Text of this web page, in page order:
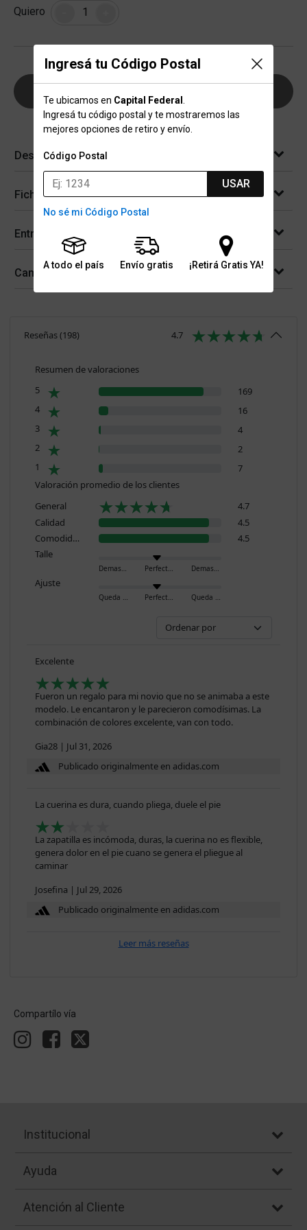
Ingresá tu Código Postal
Te ubicamos en Capital Federal
Ingresá tu código postal y te mostraremos las
mejores opciones de retiro y envío.
Código Postal
USAR
No sé mi Código Postal
A todo el país Envío gratis ¡Retirá Gratis YA!
Quiero Cantidad
Descripción
Ficha técnica
Entregas
Cambios y devoluciones
Reseñas(198) 4.7
Resumen de valoraciones
5
169
4
16
3
4
2
2
1
7
Valoración promedio de los clientes
General
4.7
Calidad
4.5
Comodidad
4.5
Talle
Demasiado pequeño Perfecto Demasiado grande
Ajuste
Queda ajustado Perfecto Queda holgado
Excelente
Fueron un regalo para mi novio que no se animaba a este
modelo. Le encantaron y le parecieron comodísimas. La
combinación de colores excelente, van con todo.
Gia28 | Jul 31, 2026
Publicado originalmente en adidas.com
La cuerina es dura, cuando pliega, duele el pie
La zapatilla es incómoda, duras, la cuerina no es flexible,
genera dolor en el pie cuano se genera el pliegue al
caminar
Josefina | Jul 29, 2026
Publicado originalmente en adidas.com
Leer más reseñas
Compartílo vía
Institucional
Ayuda
Atención al Cliente